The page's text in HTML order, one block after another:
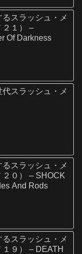
スラッシュ・メ
２１） –
Of Darkness
スラッシュ・メ
スラッシュ・メ
２０） – SHOCK
And Rods
スラッシュ・メ
９） – DEATH